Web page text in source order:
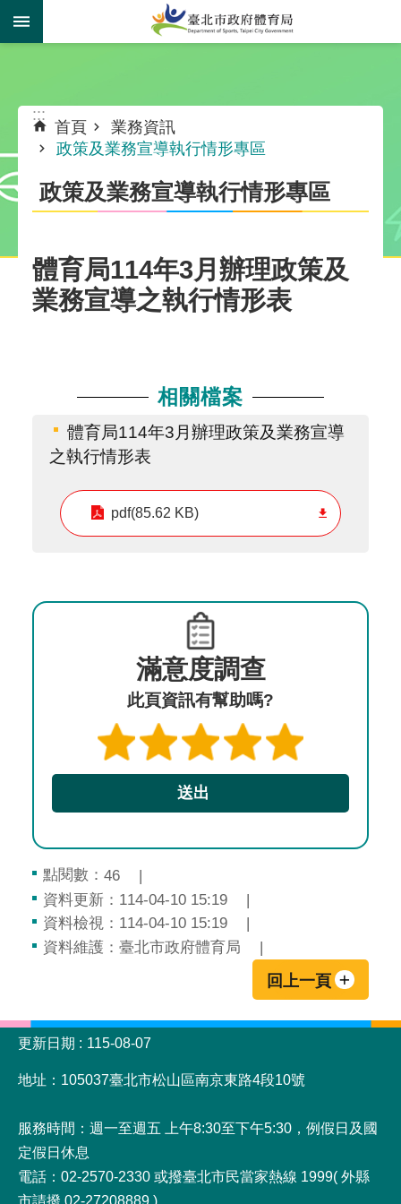
跳到主要內容區塊
:::
首頁
業務資訊
政策及業務宣導執行情形專區
政策及業務宣導執行情形專區
體育局114年3月辦理政策及
業務宣導之執行情形表
相關檔案
體育局114年3月辦理政策及業務宣導
之執行情形表
pdf(85.62 KB)
滿意度調查
此頁資訊有幫助嗎?
點閱數： 46
資料更新：114-04-10 15:19
資料檢視：114-04-10 15:19
資料維護：臺北市政府體育局
回上一頁
:::
更新日期
115-08-07
地址：105037臺北市松山區南京東路4段10號
服務時間：週一至週五 上午8:30至下午5:30，例假日及國
定假日休息
電話：02-2570-2330 或撥臺北市民當家熱線 1999( 外縣
市請撥 02-27208889 )